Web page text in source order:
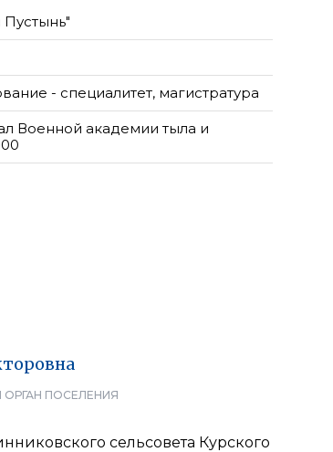
- специалитет, магистратура
Военной академии тыла и
ПОСЕЛЕНИЯ
сельсовета Курского